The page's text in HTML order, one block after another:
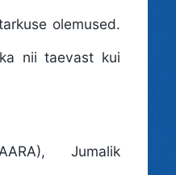
olemused.
nii taevast kui
, Jumalik